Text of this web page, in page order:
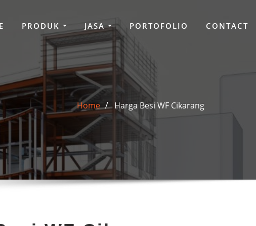
PRODUK JASA PORTOFOLIO CONTACT
Home Harga Besi WF Cikarang